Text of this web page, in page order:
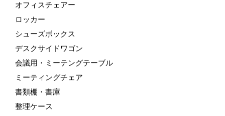
オフィスチェアー
ロッカー
シューズボックス
デスクサイドワゴン
会議用・ミーテングテーブル
ミーティングチェア
書類棚・書庫
整理ケース